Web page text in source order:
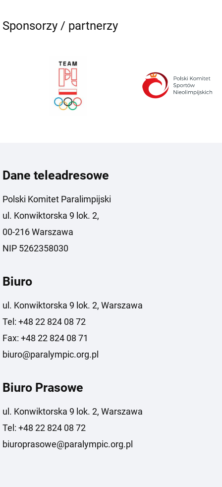
Sponsorzy / partnerzy
Dane teleadresowe
Polski Komitet Paralimpijski
ul. Konwiktorska 9 lok. 2,
00-216 Warszawa
NIP 5262358030
Biuro
ul. Konwiktorska 9 lok. 2, Warszawa
Tel: +48 22 824 08 72
Fax: +48 22 824 08 71
biuro@paralympic.org.pl
Biuro Prasowe
ul. Konwiktorska 9 lok. 2, Warszawa
Tel: +48 22 824 08 72
biuroprasowe@paralympic.org.pl